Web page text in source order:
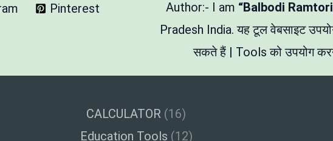
Pinterest Author:- I am “Balbodi
Pradesh India. यह टूल वेबसाइट
सकते हैं | Tools को उपयोग
CALCULATOR (16)
Education Tools (12)